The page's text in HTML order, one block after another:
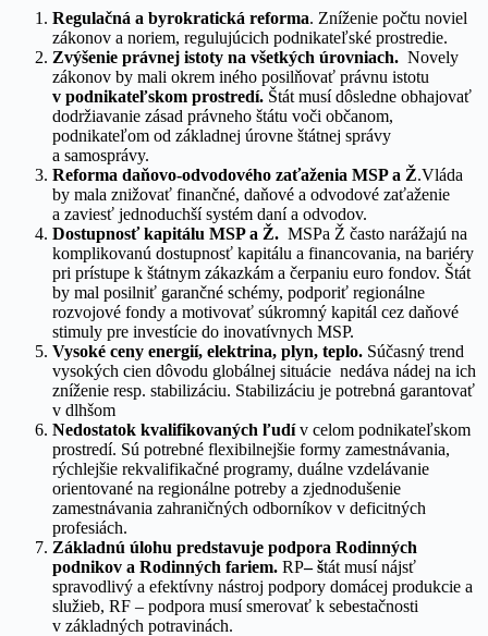
Regulačná a byrokratická reforma. Zníženie počtu noviel
zákonov a noriem, regulujúcich podnikateľské prostredie.
Zvýšenie právnej istoty na všetkých úrovniach. Novely
zákonov by mali okrem iného posilňovať právnu istotu
v podnikateľskom prostredí. Štát musí dôsledne obhajovať
dodržiavanie zásad právneho štátu voči občanom,
podnikateľom od základnej úrovne štátnej správy
a samosprávy.
Reforma daňovo-odvodového zaťaženia MSP a Ž.Vláda
by mala znižovať finančné, daňové a odvodové zaťaženie
a zaviesť jednoduchší systém daní a odvodov.
Dostupnosť kapitálu MSP a Ž. MSPa Ž často narážajú na
komplikovanú dostupnosť kapitálu a financovania, na bariéry
pri prístupe k štátnym zákazkám a čerpaniu euro fondov. Štát
by mal posilniť garančné schémy, podporiť regionálne
rozvojové fondy a motivovať súkromný kapitál cez daňové
stimuly pre investície do inovatívnych MSP.
Vysoké ceny energií, elektrina, plyn, teplo. Súčasný trend
vysokých cien dôvodu globálnej situácie nedáva nádej na ich
zníženie resp. stabilizáciu. Stabilizáciu je potrebná garantovať
v dlhšom
Nedostatok kvalifikovaných ľudív celom podnikateľskom
prostredí. Sú potrebné flexibilnejšie formy zamestnávania,
rýchlejšie rekvalifikačné programy, duálne vzdelávanie
orientované na regionálne potreby a zjednodušenie
zamestnávania zahraničných odborníkov v deficitných
profesiách.
Základnú úlohu predstavuje podpora Rodinných
podnikov a Rodinných fariem. RP– štát musí nájsť
spravodlivý a efektívny nástroj podpory domácej produkcie a
služieb, RF – podpora musí smerovať k sebestačnosti
v základných potravinách.